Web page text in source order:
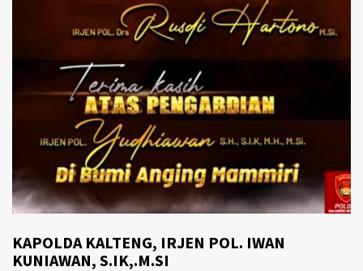
KAPOLDA KALTENG, IRJEN POL. IWAN
KUNIAWAN, S.IK,.M.SI